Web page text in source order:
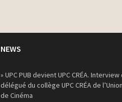
NEWS
» UPC PUB devient UPC CRÉA.
délégué du collège UPC CRÉA de
de Cinéma